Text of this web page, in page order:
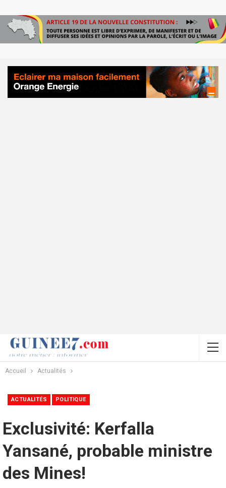
Accueil Actualités
ACTUALITÉS POLITIQUE
Exclusivité: Kerfalla
Yansané, probable ministre
des Mines!